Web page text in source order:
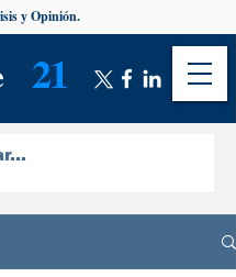
21
y Opinión.